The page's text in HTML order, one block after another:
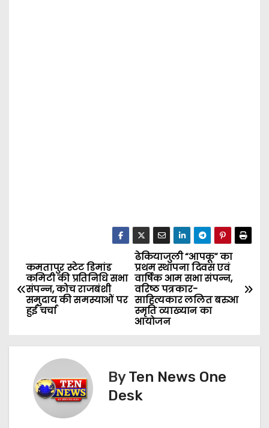
P
o
s
ढेकियाजुली “आपकू” का
प्रथम स्थापना दिवस एवं
वार्षिक आम सभा संपन्न,
वरिष्ठ पत्रकार-
साहित्यकार ललित बरुआ
स्मृति व्याख्यान का
आयोजन
कमतापुर स्टेट डिमांड
कमिटी की प्रतिनिधि सभा
संपन्न, कोच राजबंशी
समुदाय की समस्याओं पर
हुई चर्चा
ByTen News One
Desk